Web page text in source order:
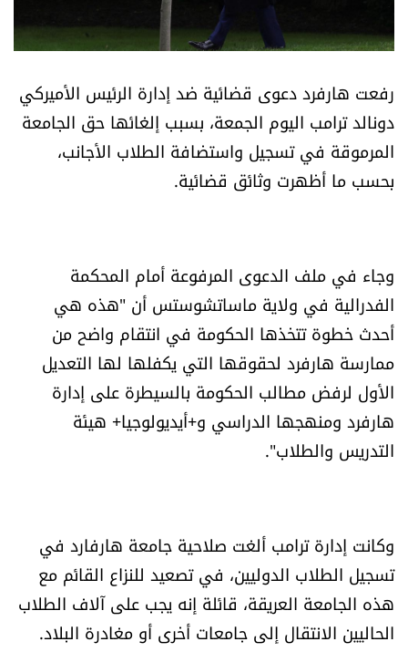
نداء القرّاء
خاص الموقع
كتّابنا
آراء
اقتصاد
العالم
الصحافة الإسرائيلية
ثقافة وفنون
اقرأ تضحك
كاميرا
رفعت هارفرد دعوى قضائية ضد إدارة الرئيس الأميركي
دونالد ترامب اليوم الجمعة، بسبب إلغائها حق الجامعة
المرموقة في تسجيل واستضافة الطلاب الأجانب،
بحسب ما أظهرت وثائق قضائية.
وجاء في ملف الدعوى المرفوعة أمام المحكمة
الفدرالية في ولاية ماساتشوستس أن "هذه هي
أحدث خطوة تتخذها الحكومة في انتقام واضح من
ممارسة هارفرد لحقوقها التي يكفلها لها التعديل
الأول لرفض مطالب الحكومة بالسيطرة على إدارة
هارفرد ومنهجها الدراسي و+أيديولوجيا+ هيئة
التدريس والطلاب".
وكانت إدارة ترامب ألغت صلاحية جامعة هارفارد في
تسجيل الطلاب الدوليين، في تصعيد للنزاع القائم مع
هذه الجامعة العريقة، قائلة إنه يجب على آلاف الطلاب
الحاليين الانتقال إلى جامعات أخرى أو مغادرة البلاد.